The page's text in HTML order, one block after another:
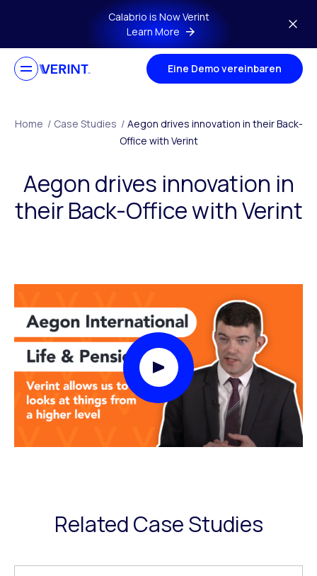
Skip to main contentCalabrio is Now Verint
Learn More
Eine Demo vereinbaren
Home / Case Studies / Aegon drives innovation in their Back-
Office with Verint
Aegon drives innovation in
their Back-Office with Verint
Play Video Modal
Related Case Studies